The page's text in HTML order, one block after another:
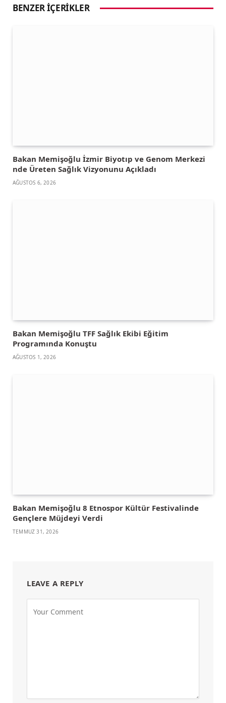
BENZER İÇERIKLER
Bakan Memişoğlu İzmir Biyotıp ve Genom Merkezi
nde Üreten Sağlık Vizyonunu Açıkladı
AĞUSTOS 6, 2026
Bakan Memişoğlu TFF Sağlık Ekibi Eğitim
Programında Konuştu
AĞUSTOS 1, 2026
Bakan Memişoğlu 8 Etnospor Kültür Festivalinde
Gençlere Müjdeyi Verdi
TEMMUZ 31, 2026
LEAVE A REPLY